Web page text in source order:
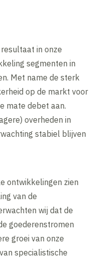
in onze
segmenten in
Met name de sterk
op de markt voor
mate debet aan.
overheden in
stabiel blijven
ontwikkelingen zien
van de
wij dat de
goederenstromen
groei van onze
specialistische